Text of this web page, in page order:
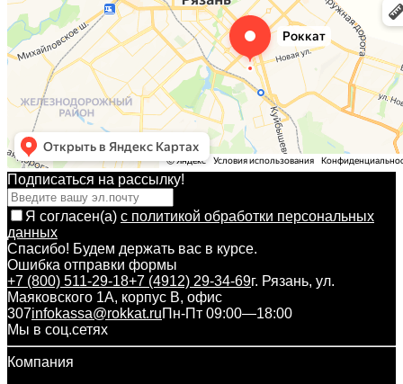
Подписаться на рассылкy!
Я согласен(a) с политикой обработки персональных
данных
Спасибо! Будем держать вас в курсе.
Ошибка отправки формы
+7 (800) 511-29-18+7 (4912) 29-34-69г. Рязань, ул.
Маяковского 1А, корпус B, офис
307infokassa@rokkat.ruПн-Пт 09:00—18:00
Мы в соц.сетях
Компания